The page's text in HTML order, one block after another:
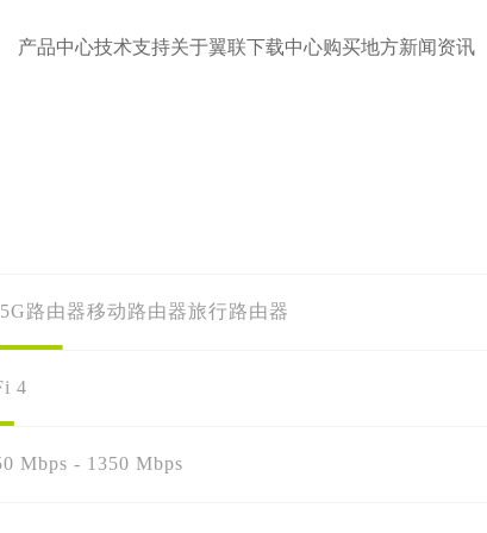
产品中心技术支持关于翼联下载中心购买地方新闻资讯
路由器移动路由器旅行路由器
4
Mbps - 1350 Mbps